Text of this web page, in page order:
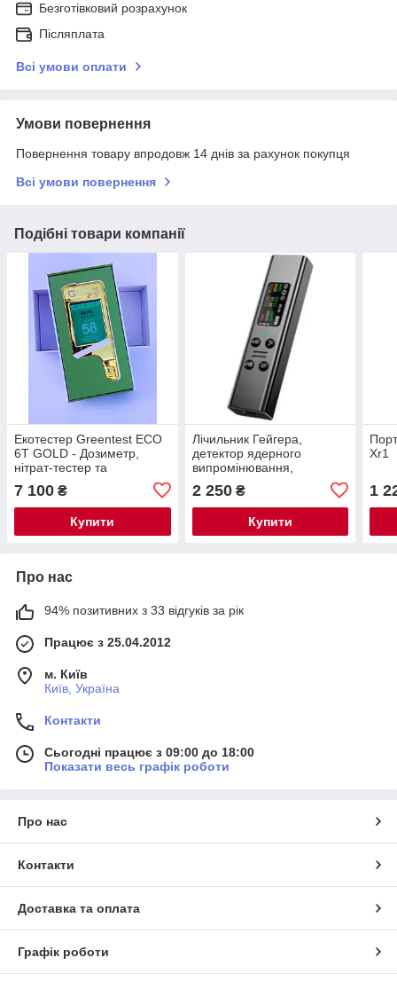
Безготівковий розрахунок
Післяплата
Всі умови оплати
Умови повернення
Повернення товару впродовж 14 днів за рахунок покупця
Всі умови повернення
Подібні товари компанії
Екотестер Greentest ECO
6T GOLD - Дозиметр,
нітрат-тестер та
вимірювач жорсткості води
в одному приладі
7 100 ₴
Купити
Лічильник Гейгера,
детектор ядерного
випромінювання,
високоточний бета-гамма-
рентгенівський
радіаційний монітор
2 250₴
Купити
Xr1
1
Про нас
94% позитивних з 33 відгуків за рік
Працює з 25.04.2012
м. Київ
Київ, Україна
Контакти
Сьогодні працює з 09:00 до 18:00
Показати весь графік роботи
Про нас
Контакти
Доставка та оплата
Графік роботи